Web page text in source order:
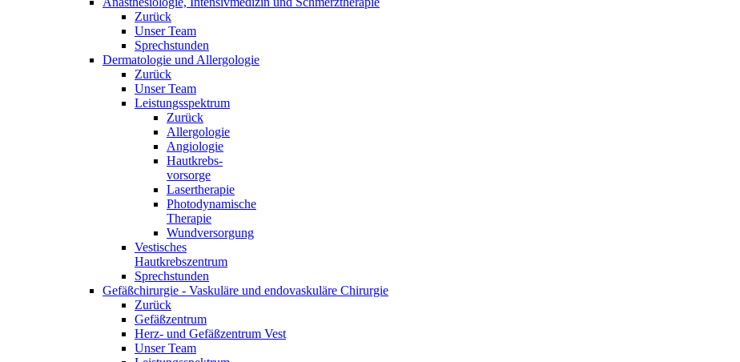
Zurück
Unser Team
Sprechstunden
Dermatologie und Allergologie
Zurück
Unser Team
Leistungsspektrum
Zurück
Allergologie
Angiologie
Hautkrebs-
vorsorge
Lasertherapie
Photodynamische
Therapie
Wundversorgung
Vestisches
Hautkrebszentrum
Sprechstunden
Gefäßchirurgie - Vaskuläre und endovaskuläre Chirurgie
Zurück
Gefäßzentrum
Herz- und Gefäßzentrum Vest
Unser Team